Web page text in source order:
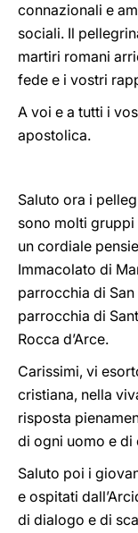
connazionali e
sociali. Il
martiri romani
fede e i vostri
A voi e a tutti i
apostolica.
Saluto ora i
sono molti
un cordiale
Immacolato di
parrocchia di
parrocchia di
Rocca d’Arce.
Carissimi, vi
cristiana, nella
risposta
di ogni uomo e di
Saluto poi i
e ospitati
di dialogo e di